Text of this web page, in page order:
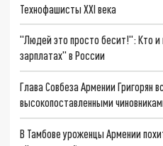
Технофашисты XXI века
"Людей это просто бесит!": Кто
зарплатах" в России
Глава Совбеза Армении Григорян
высокопоставленными
В Тамбове уроженцы Армении